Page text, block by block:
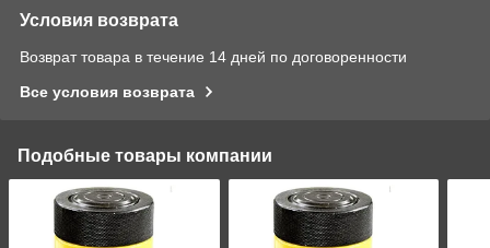
Условия возврата
Возврат товара в течение 14 дней по договоренности
Все условия возврата
Подобные товары компании